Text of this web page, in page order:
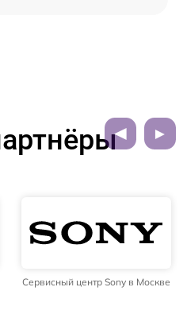
Сервисный центр Sony в Москве